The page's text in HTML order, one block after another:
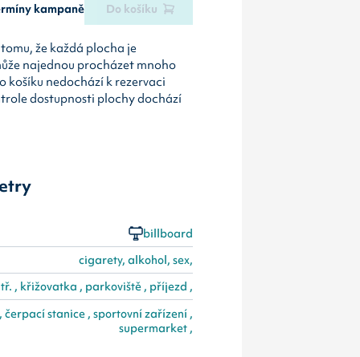
kampaně Do košíku
že každá plocha je
najednou procházet mnoho
košíku nedochází k rezervaci
dostupnosti plochy dochází
billboard
cigarety, alkohol, sex,
, křižovatka , parkoviště , příjezd ,
čerpací stanice , sportovní zařízení ,
supermarket ,